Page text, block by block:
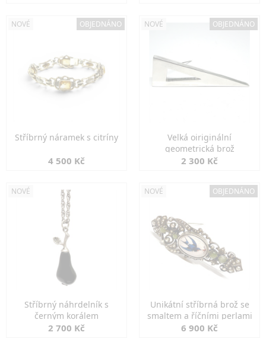
NOVÉ OBJEDNÁNO
Stříbrný náramek s citríny
4 500 Kč
NOVÉ OBJEDNÁNO
Velká oiriginální
geometrická brož
2 300 Kč
NOVÉ
Stříbrný náhrdelník s
černým korálem
2 700 Kč
NOVÉ OBJEDNÁNO
Unikátní stříbrná brož se
smaltem a říčními perlami
6 900 Kč